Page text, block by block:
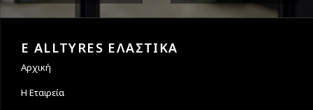
E ALLTYRES ΕΛΑΣΤΙΚΑ
Αρχική
Η Εταιρεία